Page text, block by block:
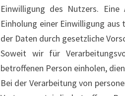
Einwilligung des Nutzers.
Einholung einer Einwilligung
der Daten durch gesetzliche
Soweit wir für
betroffenen Person einholen,
Bei der Verarbeitung von